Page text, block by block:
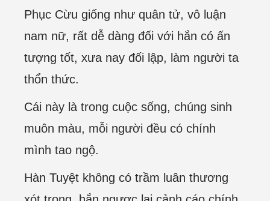
Phục Cừu giống như quân tử, vô luận
nam nữ, rất dễ dàng đối với hắn có ấn
tượng tốt, xưa nay đối lập, làm người ta
thổn thức.
Cái này là trong cuộc sống, chúng sinh
muôn màu, mỗi người đều có chính
mình tao ngộ.
Hàn Tuyệt không có trầm luân thương